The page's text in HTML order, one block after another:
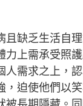
且缺乏生活自
力上需承受照
人需求之上，
，迫使他們以